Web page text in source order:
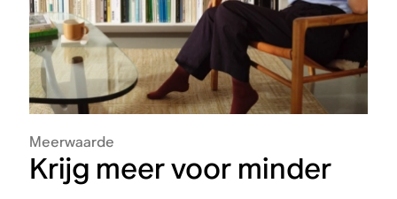
Meerwaarde
Krijg meer voor minder